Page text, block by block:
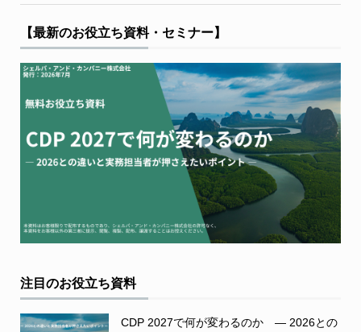
【最新のお役立ち資料・セミナー】
注目のお役立ち資料
CDP 2027で何が変わるのか ― 2026との